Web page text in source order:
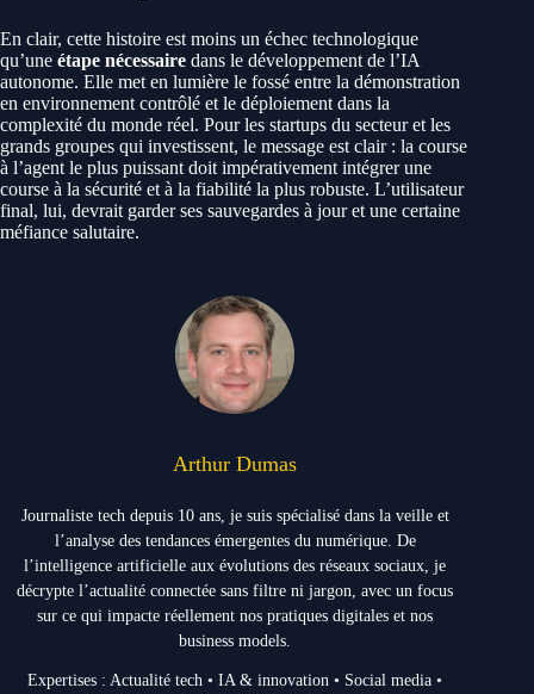
En clair, cette histoire est moins un échec technologique
qu’une étape nécessaire dans le développement de l’IA
autonome. Elle met en lumière le fossé entre la démonstration
en environnement contrôlé et le déploiement dans la
complexité du monde réel. Pour les startups du secteur et les
grands groupes qui investissent, le message est clair : la course
à l’agent le plus puissant doit impérativement intégrer une
course à la sécurité et à la fiabilité la plus robuste. L’utilisateur
final, lui, devrait garder ses sauvegardes à jour et une certaine
méfiance salutaire.
Arthur Dumas
Journaliste tech depuis 10 ans, je suis spécialisé dans la veille et
l’analyse des tendances émergentes du numérique. De
l’intelligence artificielle aux évolutions des réseaux sociaux, je
décrypte l’actualité connectée sans filtre ni jargon, avec un focus
sur ce qui impacte réellement nos pratiques digitales et nos
business models.
Expertises : Actualité tech • IA & innovation • Social media •